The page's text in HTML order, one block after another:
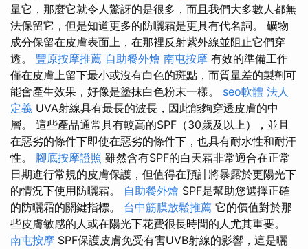
量它，那麼它就令人驚訝的是很多，而且我們大多數人都無
法保留它，但是知道更多的防曬霜是更具有代名詞。 礦物
成分保留在皮膚表面上，在那裡反射紫外線並阻止它們穿
透。 豐原按摩推薦 自助餐外燴 南屯按摩 有效的準備工作
僅在皮膚上留下最小或沒有白色的斑點，而質量差的製劑可
能會產生效果，好像是塗抹白色粉末一樣。 seo軟體 法人
定義 UVA射線具有最長的波長，因此能夠穿透皮膚的中
層。 這些產品通常具有較高的SPF（30歲及以上），並且
在惡劣的條件下即使在惡劣的條件下，也具有耐水性和耐汗
性。 腳底按摩證照 雖然含有SPF的白天霜非常適合在正常
日期進行常規的皮膚保護，但值得在預計將暴露於更陽光下
的情況下使用防曬霜。 自助餐外燴 SPF是幫助您選擇正確
的防曬霜的關鍵指標。 台中筋膜放鬆推薦 它的價值對於那
些皮膚敏感的人或在陽光下花費很長時間的人尤其重要。
南屯按摩 SPF保護皮膚免受有害UVB射線的影響，這是曬